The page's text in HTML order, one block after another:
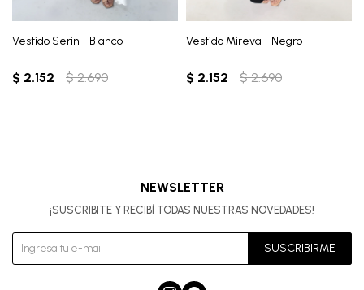
Vestido Serin - Blanco
$ 2.152 $ 2.690
Vestido Mireva - Negro
$ 2.152 $ 2.690
NEWSLETTER
¡SUSCRIBITE Y RECIBÍ TODAS NUESTRAS NOVEDADES!
SUSCRIBIRME